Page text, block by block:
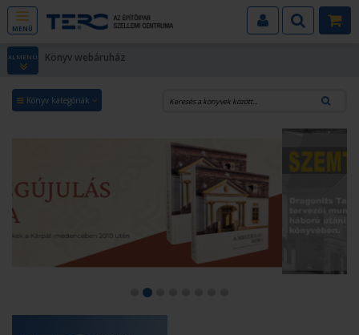
MENÜ
ALMENÜ Könyv webáruház
Könyv kategóriák